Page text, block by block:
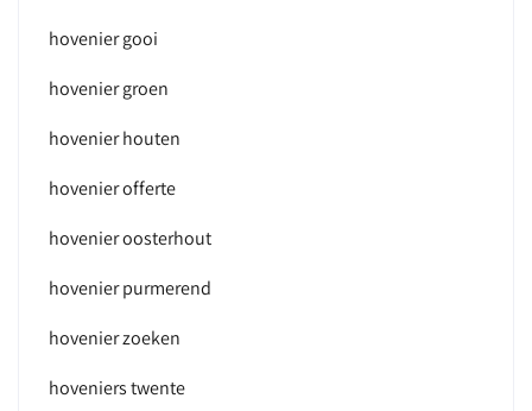
hovenier gooi
hovenier groen
hovenier houten
hovenier offerte
hovenier oosterhout
hovenier purmerend
hovenier zoeken
hoveniers twente